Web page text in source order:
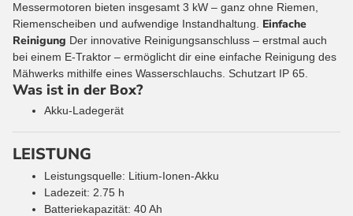
Messermotoren bieten insgesamt 3 kW – ganz ohne Riemen,
Riemenscheiben und aufwendige Instandhaltung. Einfache
Reinigung Der innovative Reinigungsanschluss – erstmal auch
bei einem E-Traktor – ermöglicht dir eine einfache Reinigung des
Mähwerks mithilfe eines Wasserschlauchs. Schutzart IP 65.
Was ist in der Box?
Akku-Ladegerät
LEISTUNG
Leistungsquelle: Litium-Ionen-Akku
Ladezeit: 2.75 h
Batteriekapazität: 40 Ah